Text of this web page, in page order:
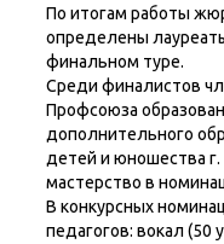
По итогам работы
определены
финальном туре.
Среди финалистов
Профсоюза
дополнительного
детей и юношества
мастерство в
В конкурсных
педагогов: вокал (50